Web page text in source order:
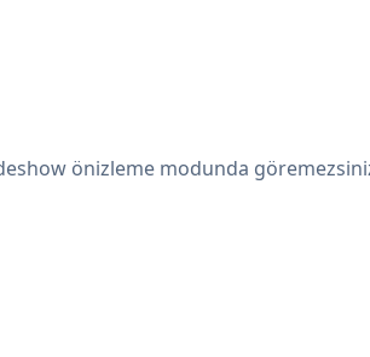
önizleme modunda